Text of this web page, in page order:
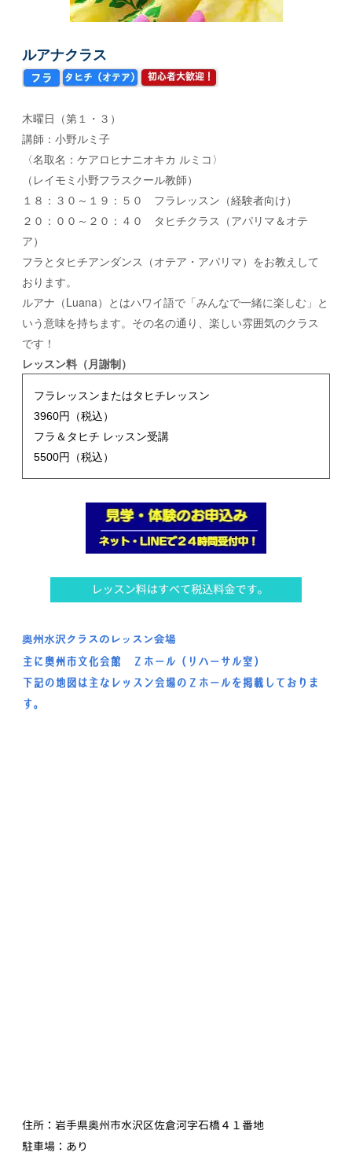
ルアナクラス
木曜日（第１・３）
講師：小野ルミ子
〈名取名：ケアロヒナニオキカ ルミコ〉
（レイモミ小野フラスクール教師）
１８：３０～１９：５０ フラレッスン（経験者向け）
２０：００～２０：４０ タヒチクラス（アパリマ＆オテ
ア）
フラとタヒチアンダンス（オテア・アパリマ）をお教えして
おります。
ルアナ（Luana）とはハワイ語で「みんなで一緒に楽しむ」と
いう意味を持ちます。その名の通り、楽しい雰囲気のクラス
です！
レッスン料（月謝制）
フラレッスンまたはタヒチレッスン
3960円（税込）
フラ＆タヒチ レッスン受講
5500円（税込）
奥州水沢クラスのレッスン会場
主に奥州市文化会館 Ｚホール（リハーサル室）
下記の地図は主なレッスン会場のＺホールを掲載しておりま
す。
住所：岩手県奥州市水沢区佐倉河字石橋４１番地
駐車場：あり